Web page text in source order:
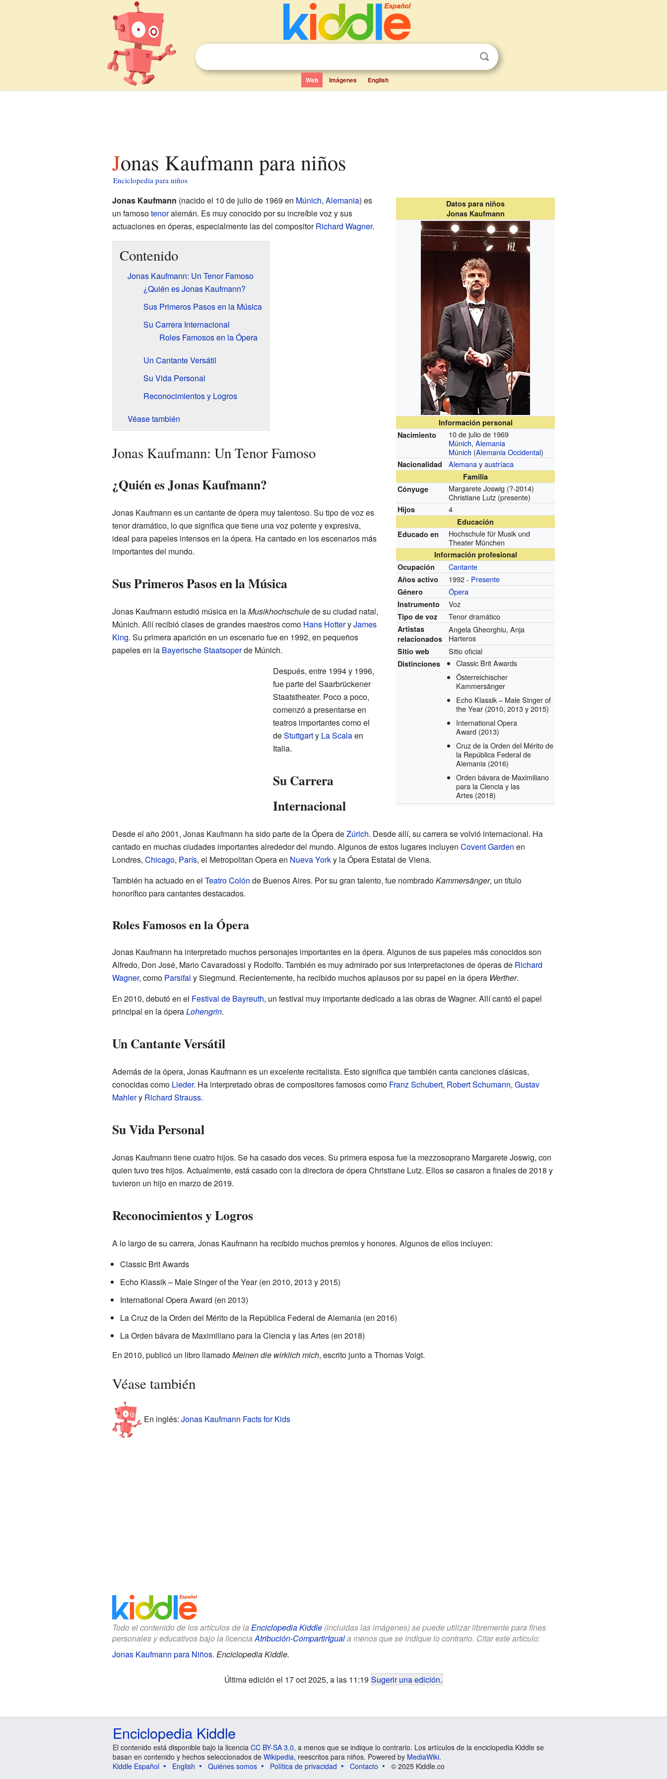
Web Imágenes English
Jonas Kaufmann para niños
Enciclopedia para niños
Datos para niños
Jonas Kaufmann
Información personal
Nacimiento
10 de julio de 1969
Múnich,Alemania
Múnich (Alemania Occidental)
Nacionalidad Alemanayaustríaca
Familia
Cónyuge
Margarete Joswig (?-2014)
Christiane Lutz (presente)
Hijos 4
Educación
Educado en
Hochschule für Musik und
Theater München
Información profesional
Ocupación
Cantante
Años activo 1992 - Presente
Género Ópera
Instrumento Voz
Tipo de voz Tenor dramático
Artistas
relacionados
Angela Gheorghiu, Anja
Harteros
Sitio web Sitio oficial
Distinciones
Classic Brit Awards
Österreichischer
Kammersänger
Echo Klassik – Male Singer of
the Year (2010, 2013 y 2015)
International Opera
Award (2013)
Cruz de la Orden del Mérito de
la República Federal de
Alemania (2016)
Orden bávara de Maximiliano
para la Ciencia y las
Artes (2018)
Jonas Kaufmann (nacido el 10 de julio de 1969 en Múnich, Alemania) es
un famosotenoralemán. Es muy conocido por su increíble voz y sus
actuaciones en óperas, especialmente las del compositorRichard Wagner.
Contenido
Jonas Kaufmann: Un Tenor Famoso
¿Quién es Jonas Kaufmann?
Sus Primeros Pasos en la Música
Su Carrera Internacional
Roles Famosos en la Ópera
Un Cantante Versátil
Su Vida Personal
Reconocimientos y Logros
Véase también
Jonas Kaufmann: Un Tenor Famoso
¿Quién es Jonas Kaufmann?
Jonas Kaufmann es un cantante de ópera muy talentoso. Su tipo de voz es
tenor dramático, lo que significa que tiene una voz potente y expresiva,
ideal para papeles intensos en la ópera. Ha cantado en los escenarios más
importantes del mundo.
Sus Primeros Pasos en la Música
Jonas Kaufmann estudió música en laMusikhochschulede su ciudad natal,
Múnich. Allí recibió clases de grandes maestros como Hans HotteryJames
King. Su primera aparición en un escenario fue en 1992, en pequeños
papeles en la Bayerische Staatsoperde Múnich.
Después, entre 1994 y 1996,
fue parte del Saarbrückener
Staatstheater. Poco a poco,
comenzó a presentarse en
teatros importantes como el
deStuttgarty La Scalaen
Italia.
Su Carrera
Internacional
Desde el año 2001, Jonas Kaufmann ha sido parte de la Ópera deZúrich. Desde allí, su carrera se volvió internacional. Ha
cantado en muchas ciudades importantes alrededor del mundo. Algunos de estos lugares incluyen Covent Garden en
Londres, Chicago, París, el Metropolitan Opera en Nueva Yorky la Ópera Estatal de Viena.
También ha actuado en el Teatro Colón de Buenos Aires. Por su gran talento, fue nombradoKammersänger, un título
honorífico para cantantes destacados.
Roles Famosos en la Ópera
Jonas Kaufmann ha interpretado muchos personajes importantes en la ópera. Algunos de sus papeles más conocidos son
Alfredo, Don José, Mario Cavaradossi y Rodolfo. También es muy admirado por sus interpretaciones de óperas de Richard
Wagner, como Parsifal y Siegmund. Recientemente, ha recibido muchos aplausos por su papel en la ópera Werther.
En 2010, debutó en el Festival de Bayreuth, un festival muy importante dedicado a las obras de Wagner. Allí cantó el papel
principal en la óperaLohengrin.
Un Cantante Versátil
Además de la ópera, Jonas Kaufmann es un excelente recitalista. Esto significa que también canta canciones clásicas,
conocidas como Lieder. Ha interpretado obras de compositores famosos como Franz Schubert, Robert Schumann, Gustav
Mahlery Richard Strauss.
Su Vida Personal
Jonas Kaufmann tiene cuatro hijos. Se ha casado dos veces. Su primera esposa fue la mezzosoprano Margarete Joswig, con
quien tuvo tres hijos. Actualmente, está casado con la directora de ópera Christiane Lutz. Ellos se casaron a finales de 2018 y
tuvieron un hijo en marzo de 2019.
Reconocimientos y Logros
A lo largo de su carrera, Jonas Kaufmann ha recibido muchos premios y honores. Algunos de ellos incluyen:
Classic Brit Awards
Echo Klassik – Male Singer of the Year (en 2010, 2013 y 2015)
International Opera Award (en 2013)
La Cruz de la Orden del Mérito de la República Federal de Alemania (en 2016)
La Orden bávara de Maximiliano para la Ciencia y las Artes (en 2018)
En 2010, publicó un libro llamadoMeinen die wirklich mich, escrito junto a Thomas Voigt.
Véase también
En inglés: Jonas Kaufmann Facts for Kids
Todo el contenido de los artículos de la Enciclopedia Kiddle(incluidas las imágenes) se puede utilizar libremente para fines
personales y educativos bajo la licenciaAtribución-CompartirIguala menos que se indique lo contrario. Citar este artículo:
Jonas Kaufmann para Niños. Enciclopedia Kiddle.
Última edición el 17 oct 2025, a las 11:19 Sugerir una edición.
Enciclopedia Kiddle
El contenido está disponible bajo la licencia CC BY-SA 3.0, a menos que se indique lo contrario. Los artículos de la enciclopedia Kiddle se
basan en contenido y hechos seleccionados de Wikipedia, reescritos para niños. Powered by MediaWiki.
Kiddle Español
English Quiénes somos Política de privacidad Contacto © 2025 Kiddle.co